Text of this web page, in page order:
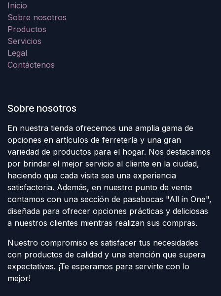
Inicio
Sobre nosotros
Productos
Servicios
Legal
Contáctenos
Sobre nosotros
En nuestra tienda ofrecemos una amplia gama de
opciones en artículos de ferretería y una gran
variedad de productos para el hogar. Nos destacamos
por brindar el mejor servicio al cliente en la ciudad,
haciendo que cada visita sea una experiencia
satisfactoria. Además, en nuestro punto de venta
contamos con una sección de pasabocas "All in One",
diseñada para ofrecer opciones prácticas y deliciosas
a nuestros clientes mientras realizan sus compras.
Nuestro compromiso es satisfacer tus necesidades
con productos de calidad y una atención que supera
expectativas. ¡Te esperamos para servirte con lo
mejor!